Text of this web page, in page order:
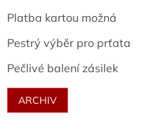
Platba kartou možná
Pestrý výběr pro prťata
Pečlivé balení zásilek
ARCHIV